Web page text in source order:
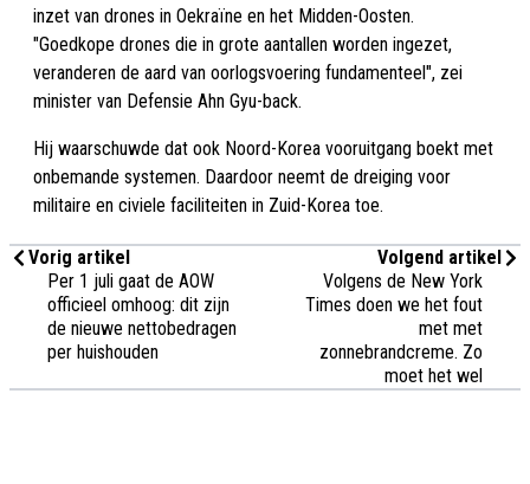
inzet van drones in Oekraïne en het Midden-Oosten.
"Goedkope drones die in grote aantallen worden ingezet,
veranderen de aard van oorlogsvoering fundamenteel", zei
minister van Defensie Ahn Gyu-back.
Hij waarschuwde dat ook Noord-Korea vooruitgang boekt met
onbemande systemen. Daardoor neemt de dreiging voor
militaire en civiele faciliteiten in Zuid-Korea toe.
Vorig artikel
Per 1 juli gaat de AOW
officieel omhoog: dit zijn
de nieuwe nettobedragen
per huishouden
Volgend artikel
Volgens de New York
Times doen we het fout
met met
zonnebrandcreme. Zo
moet het wel